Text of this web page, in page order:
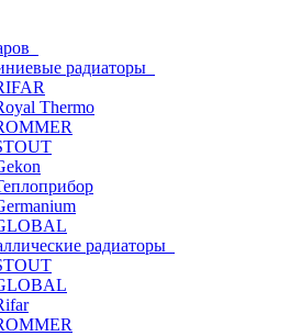
радиаторы
Thermo
радиаторы